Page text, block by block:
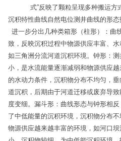
式”反映了颗粒呈现多种搬运方
沉积特性曲线自然电位测井曲线的形
进一步分出几种类箱形（柱形）：曲
致，反映沉积过程中物源供应丰富、水
如三角洲分流河道沉积环境。钟形：
小，是水流能量逐渐减弱和物源供应
的水动力条件，沉积物分布不均匀，
道沉积，后期由于河道迁移或废弃导
度变细。漏斗形：曲线形态与钟形相
了中低能量的沉积环境，沉积物分布
物源供应越来越丰富的环境，如河口